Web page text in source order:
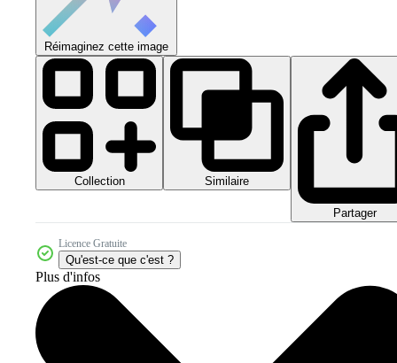
Réimaginez cette image
Collection Similaire
Partager
Licence Gratuite
Qu'est-ce que c'est ?
Plus d'infos